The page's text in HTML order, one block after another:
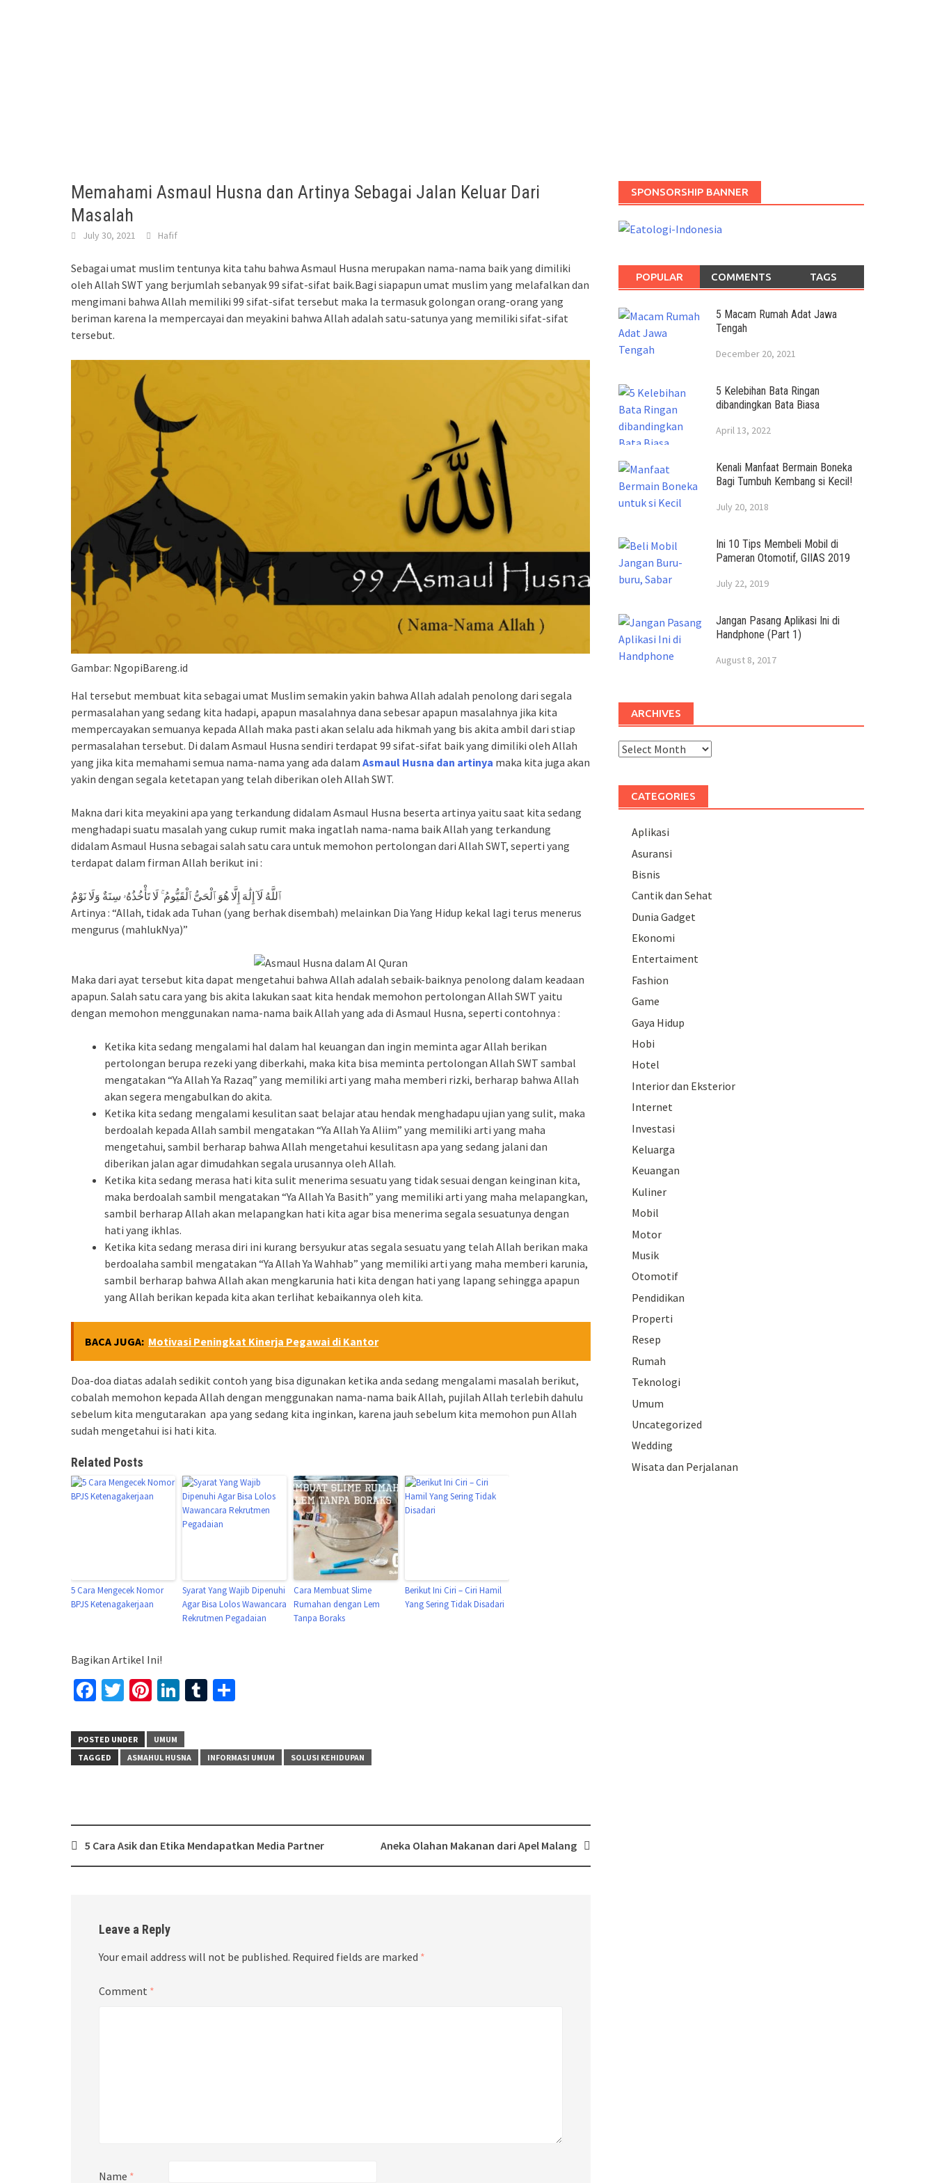
Memahami Asmaul Husna dan Artinya Sebagai Jalan Keluar Dari
Masalah
July 30, 2021 Hafif
Sebagai umat muslim tentunya kita tahu bahwa Asmaul Husna merupakan nama-nama baik yang dimiliki
oleh Allah SWT yang berjumlah sebanyak 99 sifat-sifat baik.Bagi siapapun umat muslim yang melafalkan dan
mengimani bahwa Allah memiliki 99 sifat-sifat tersebut maka Ia termasuk golongan orang-orang yang
beriman karena Ia mempercayai dan meyakini bahwa Allah adalah satu-satunya yang memiliki sifat-sifat
tersebut.
Gambar: NgopiBareng.id
Hal tersebut membuat kita sebagai umat Muslim semakin yakin bahwa Allah adalah penolong dari segala
permasalahan yang sedang kita hadapi, apapun masalahnya dana sebesar apapun masalahnya jika kita
mempercayakan semuanya kepada Allah maka pasti akan selalu ada hikmah yang bis akita ambil dari stiap
permasalahan tersebut. Di dalam Asmaul Husna sendiri terdapat 99 sifat-sifat baik yang dimiliki oleh Allah
yang jika kita memahami semua nama-nama yang ada dalam Asmaul Husna dan artinya maka kita juga akan
yakin dengan segala ketetapan yang telah diberikan oleh Allah SWT.
Makna dari kita meyakini apa yang terkandung didalam Asmaul Husna beserta artinya yaitu saat kita sedang
menghadapi suatu masalah yang cukup rumit maka ingatlah nama-nama baik Allah yang terkandung
didalam Asmaul Husna sebagai salah satu cara untuk memohon pertolongan dari Allah SWT, seperti yang
terdapat dalam firman Allah berikut ini :
ٱللَّهُ لَآ إِلَٰهَ إِلَّا هُوَ ٱلْحَىُّ ٱلْقَيُّومُ ۚ لَا تَأْخُذُهُۥ سِنَةٌ وَلَا نَوْمٌ
Artinya : “Allah, tidak ada Tuhan (yang berhak disembah) melainkan Dia Yang Hidup kekal lagi terus menerus
mengurus (mahlukNya)”
Maka dari ayat tersebut kita dapat mengetahui bahwa Allah adalah sebaik-baiknya penolong dalam keadaan
apapun. Salah satu cara yang bis akita lakukan saat kita hendak memohon pertolongan Allah SWT yaitu
dengan memohon menggunakan nama-nama baik Allah yang ada di Asmaul Husna, seperti contohnya :
Ketika kita sedang mengalami hal dalam hal keuangan dan ingin meminta agar Allah berikan
pertolongan berupa rezeki yang diberkahi, maka kita bisa meminta pertolongan Allah SWT sambal
mengatakan “Ya Allah Ya Razaq” yang memiliki arti yang maha memberi rizki, berharap bahwa Allah
akan segera mengabulkan do akita.
Ketika kita sedang mengalami kesulitan saat belajar atau hendak menghadapu ujian yang sulit, maka
berdoalah kepada Allah sambil mengatakan “Ya Allah Ya Aliim” yang memiliki arti yang maha
mengetahui, sambil berharap bahwa Allah mengetahui kesulitasn apa yang sedang jalani dan
diberikan jalan agar dimudahkan segala urusannya oleh Allah.
Ketika kita sedang merasa hati kita sulit menerima sesuatu yang tidak sesuai dengan keinginan kita,
maka berdoalah sambil mengatakan “Ya Allah Ya Basith” yang memiliki arti yang maha melapangkan,
sambil berharap Allah akan melapangkan hati kita agar bisa menerima segala sesuatunya dengan
hati yang ikhlas.
Ketika kita sedang merasa diri ini kurang bersyukur atas segala sesuatu yang telah Allah berikan maka
berdoalaha sambil mengatakan “Ya Allah Ya Wahhab” yang memiliki arti yang maha memberi karunia,
sambil berharap bahwa Allah akan mengkarunia hati kita dengan hati yang lapang sehingga apapun
yang Allah berikan kepada kita akan terlihat kebaikannya oleh kita.
BACA JUGA: Motivasi Peningkat Kinerja Pegawai di Kantor
Doa-doa diatas adalah sedikit contoh yang bisa digunakan ketika anda sedang mengalami masalah berikut,
cobalah memohon kepada Allah dengan menggunakan nama-nama baik Allah, pujilah Allah terlebih dahulu
sebelum kita mengutarakan apa yang sedang kita inginkan, karena jauh sebelum kita memohon pun Allah
sudah mengetahui isi hati kita.
Related Posts
5 Cara Mengecek Nomor
BPJS Ketenagakerjaan
Syarat Yang Wajib Dipenuhi
Agar Bisa Lolos Wawancara
Rekrutmen Pegadaian
Cara Membuat Slime
Rumahan dengan Lem
Tanpa Boraks
Berikut Ini Ciri – Ciri Hamil
Yang Sering Tidak Disadari
Bagikan Artikel Ini!
Facebook
TwitterPinterest
LinkedIn
Tumblr
POSTED UNDER
UMUM
TAGGED
ASMAHUL HUSNA INFORMASI UMUM SOLUSI KEHIDUPAN
Post
navigation
5 Cara Asik dan Etika Mendapatkan Media Partner Aneka Olahan Makanan dari Apel Malang
Leave a Reply
Your email address will not be published. Required fields are marked *
Comment *
Name *
SPONSORSHIP BANNER
POPULAR COMMENTS TAGS
5 Macam Rumah Adat Jawa
Tengah
December 20, 2021
5 Kelebihan Bata Ringan
dibandingkan Bata Biasa
April 13, 2022
Kenali Manfaat Bermain Boneka
Bagi Tumbuh Kembang si Kecil!
July 20, 2018
Ini 10 Tips Membeli Mobil di
Pameran Otomotif, GIIAS 2019
July 22, 2019
Jangan Pasang Aplikasi Ini di
Handphone (Part 1)
August 8, 2017
ARCHIVES
Archives
CATEGORIES
Aplikasi
Asuransi
Bisnis
Cantik dan Sehat
Dunia Gadget
Ekonomi
Entertaiment
Fashion
Game
Gaya Hidup
Hobi
Hotel
Interior dan Eksterior
Internet
Investasi
Keluarga
Keuangan
Kuliner
Mobil
Motor
Musik
Otomotif
Pendidikan
Properti
Resep
Rumah
Teknologi
Umum
Uncategorized
Wedding
Wisata dan Perjalanan